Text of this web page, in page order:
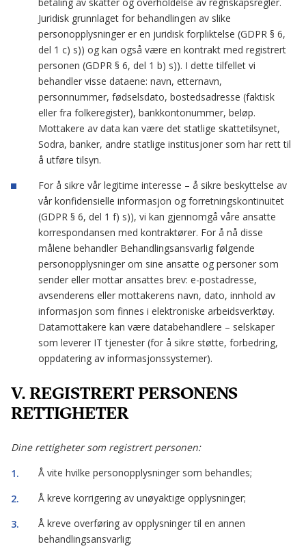
Juridisk grunnlaget for behandlingen av slike
personopplysninger er en juridisk forpliktelse (GDPR § 6,
del 1 c) s)) og kan også være en kontrakt med registrert
personen (GDPR § 6, del 1 b) s)). I dette tilfellet vi
behandler visse dataene: navn, etternavn,
personnummer, fødselsdato, bostedsadresse (faktisk
eller fra folkeregister), bankkontonummer, beløp.
Mottakere av data kan være det statlige skattetilsynet,
Sodra, banker, andre statlige institusjoner som har rett til
å utføre tilsyn.
For å sikre vår legitime interesse – å sikre beskyttelse av
vår konfidensielle informasjon og forretningskontinuitet
(GDPR § 6, del 1 f) s)), vi kan gjennomgå våre ansatte
korrespondansen med kontraktører. For å nå disse
målene behandler Behandlingsansvarlig følgende
personopplysninger om sine ansatte og personer som
sender eller mottar ansattes brev: e-postadresse,
avsenderens eller mottakerens navn, dato, innhold av
informasjon som finnes i elektroniske arbeidsverktøy.
Datamottakere kan være databehandlere – selskaper
som leverer IT tjenester (for å sikre støtte, forbedring,
oppdatering av informasjonssystemer).
V. REGISTRERT PERSONENS
RETTIGHETER
Dine rettigheter som registrert personen:
Å vite hvilke personopplysninger som behandles;
Å kreve korrigering av unøyaktige opplysninger;
Å kreve overføring av opplysninger til en annen
behandlingsansvarlig;